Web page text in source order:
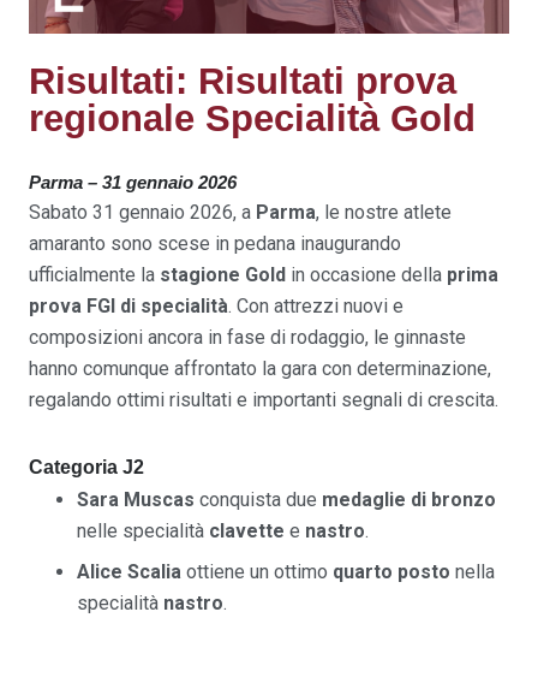
Risultati: Risultati prova
regionale Specialità Gold
Parma – 31 gennaio 2026
Sabato 31 gennaio 2026, a Parma, le nostre atlete
amaranto sono scese in pedana inaugurando
ufficialmente la stagione Gold in occasione della prima
prova FGI di specialità. Con attrezzi nuovi e
composizioni ancora in fase di rodaggio, le ginnaste
hanno comunque affrontato la gara con determinazione,
regalando ottimi risultati e importanti segnali di crescita.
Categoria J2
Sara Muscas conquista due medaglie di bronzo
nelle specialità clavette e nastro.
Alice Scalia ottiene un ottimo quarto posto nella
specialità nastro.